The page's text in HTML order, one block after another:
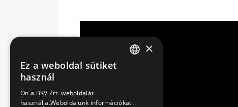
×
Ez a weboldal sütiket
használ
Ön a BKV Zrt. weboldalát
használja.Weboldalunk információkat